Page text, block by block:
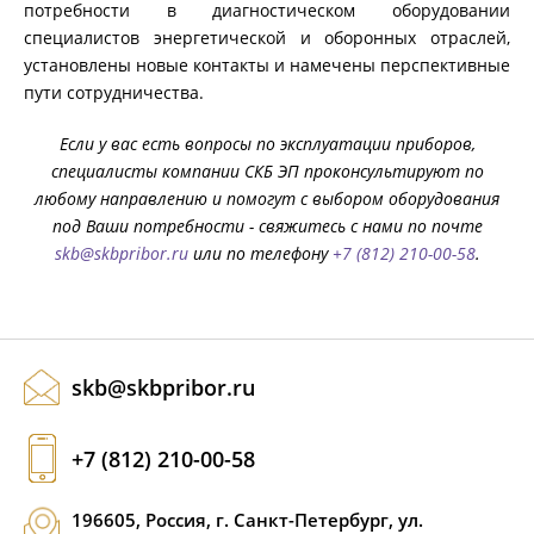
потребности в диагностическом оборудовании
специалистов энергетической и оборонных отраслей,
установлены новые контакты и намечены перспективные
пути сотрудничества.
Если у вас есть вопросы по эксплуатации приборов,
специалисты компании СКБ ЭП проконсультируют по
любому направлению и помогут с выбором оборудования
под Ваши потребности - свяжитесь с нами по почте
skb@skbpribor.ruили по телефону +7 (812) 210-00-58.
skb@skbpribor.ru
+7 (812) 210-00-58
196605, Россия, г. Санкт-Петербург, ул.